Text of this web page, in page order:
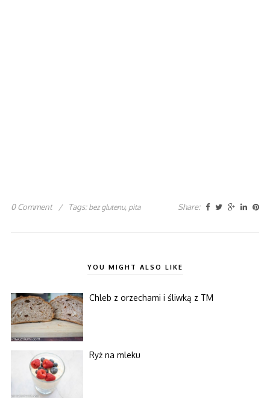
0 Comment / Tags: bez glutenu, pita Share:
YOU MIGHT ALSO LIKE
Chleb z orzechami i śliwką z TM
Ryż na mleku